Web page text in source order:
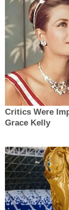
Critics Were
Grace Kelly